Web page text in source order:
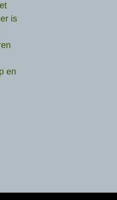
is
en